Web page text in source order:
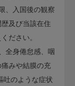
、入国後の観察
及び当該在住
ださい。
全身倦怠感、咽
みや結膜の充
吐のような症状